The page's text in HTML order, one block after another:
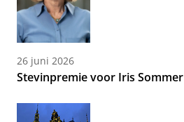
26 juni 2026
Stevinpremie voor Iris Sommer